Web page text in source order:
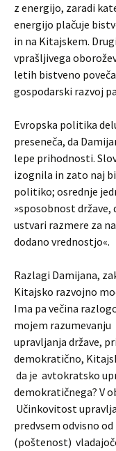
z energijo, zaradi
energijo plačuje
in na Kitajskem.
vprašljivega
letih bistveno
gospodarski razvoj
Evropska politika
preseneča, da
lepe prihodnosti.
izognila in zato naj
politiko; osrednje
»sposobnost
ustvari razmere za
dodano vrednostjo«.
Razlagi Damijana,
Kitajsko razvojno
Ima pa večina
mojem
upravljanja države,
demokratično,
da je avtokratsko
demokratičnega? V
Učinkovitost
predvsem odvisno
(poštenost)